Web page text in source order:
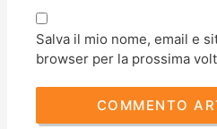
Salva il mio nome, email e
browser per la prossima